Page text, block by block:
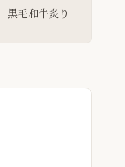
黒毛和牛炙り